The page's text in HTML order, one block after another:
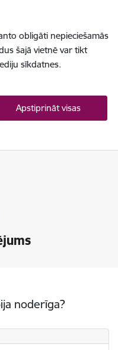
obligāti nepieciešamās
šajā vietnē var tikt
sīkdatnes.
Apstiprināt visas
noderīga?